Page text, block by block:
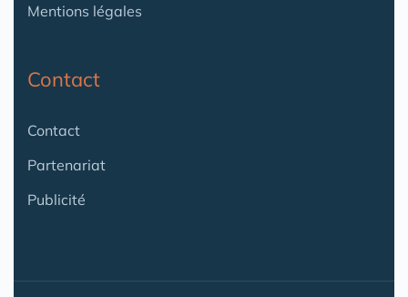
Mentions légales
Contact
Contact
Partenariat
Publicité